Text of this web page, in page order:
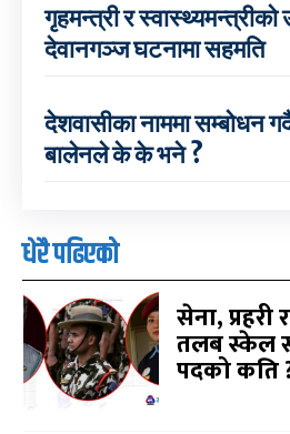
गृहमन्त्री र स्वास्थ्यमन्त्रीको
देवानगञ्ज घटनामा सहमति
देशवासीका नाममा सम्बोधन
बालेनले के के भने ?
धेरै पढिएको
सेना,
तलब स्केल
पदको कति